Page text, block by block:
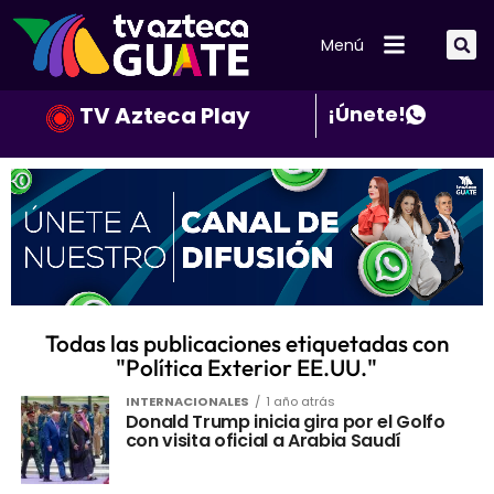
Menú
TV Azteca Play ¡Únete!
Todas las publicaciones etiquetadas con
"Política Exterior EE.UU."
INTERNACIONALES 1 año atrás
Donald Trump inicia gira por el Golfo
con visita oficial a Arabia Saudí